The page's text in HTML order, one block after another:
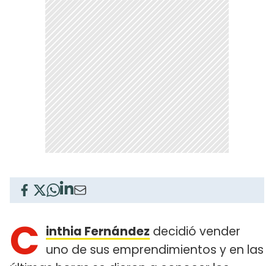
C inthia Fernández decidió vender
uno de sus emprendimientos y en las